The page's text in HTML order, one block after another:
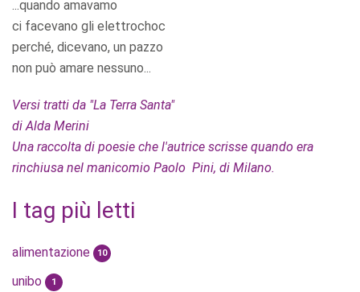
...quando amavamo
ci facevano gli elettrochoc
perché, dicevano, un pazzo
non può amare nessuno...
Versi tratti da "La Terra Santa"
di Alda Merini
Una raccolta di poesie che l'autrice scrisse quando era
rinchiusa nel manicomio Paolo Pini, di Milano.
I tag più letti
alimentazione 10
unibo 1